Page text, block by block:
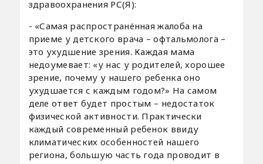
здравоохранения РС(Я):
- «Самая распространённая жалоба на
приеме у детского врача – офтальмолога –
это ухудшение зрения. Каждая мама
недоумевает: «у нас у родителей, хорошее
зрение, почему у нашего ребенка оно
ухудшается с каждым годом?» На самом
деле ответ будет простым – недостаток
физической активности. Практически
каждый современный ребенок ввиду
климатических особенностей нашего
региона, большую часть года проводит в